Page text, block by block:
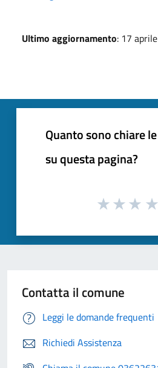
Ultimo aggiornamento: 17
Quanto sono chiare
su questa pagina?
Contatta il comune
Leggi le domande frequenti
Richiedi Assistenza